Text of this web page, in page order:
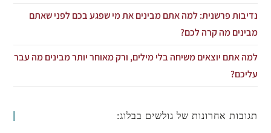
נדיבות פרשנית: למה אתם מבינים את מי שפגע בכם לפני שאתם
מבינים מה קרה לכם?
למה אתם יוצאים משיחה בלי מילים, ורק מאוחר יותר מבינים מה עבר
עליכם?
תגובות אחרונות של גולשים בבלוג: